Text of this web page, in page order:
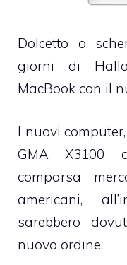
Dolcetto o
giorni di
MacBook con il
I nuovi
GMA X3100
comparsa
americani,
sarebbero
nuovo ordine.